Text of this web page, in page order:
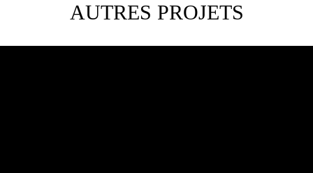
AUTRES PROJETS